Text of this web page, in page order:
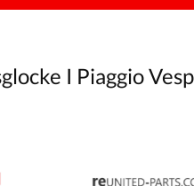
I Piaggio